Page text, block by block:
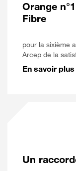
Orange
Fibre
pour la sixième
Arcep de la
En savoir plus
Un